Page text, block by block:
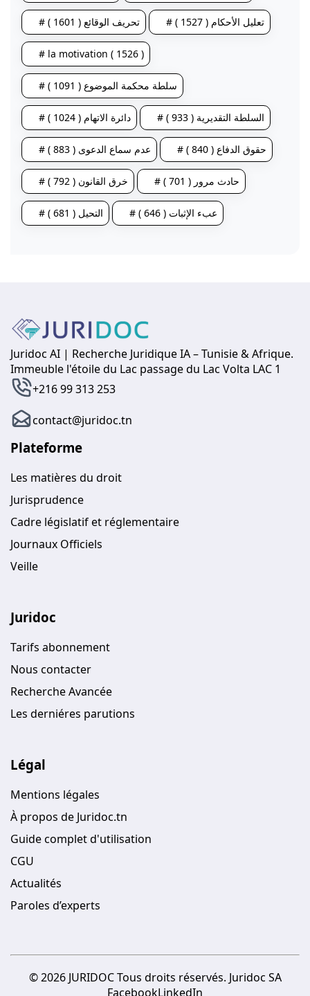
# تحريف الوقائع ( 1601 ) # تعليل الأحكام ( 1527 )
# la motivation ( 1526 )
# سلطة محكمة الموضوع ( 1091 )
# دائرة الاتهام ( 1024 ) # السلطة التقديرية ( 933 )
# عدم سماع الدعوى ( 883 ) # حقوق الدفاع ( 840 )
# خرق القانون ( 792 ) # حادث مرور ( 701 )
# التحيل ( 681 ) # عبء الإثبات ( 646 )
Juridoc AI | Recherche Juridique IA – Tunisie & Afrique.
Immeuble l'étoile du Lac passage du Lac Volta LAC 1
+216 99 313 253
contact@juridoc.tn
Plateforme
Les matières du droit
Jurisprudence
Cadre législatif et réglementaire
Journaux Officiels
Veille
Juridoc
Tarifs abonnement
Nous contacter
Recherche Avancée
Les derniéres parutions
Légal
Mentions légales
À propos de Juridoc.tn
Guide complet d'utilisation
CGU
Actualités
Paroles d’experts
© 2026 JURIDOC Tous droits réservés. Juridoc SA
FacebookLinkedIn